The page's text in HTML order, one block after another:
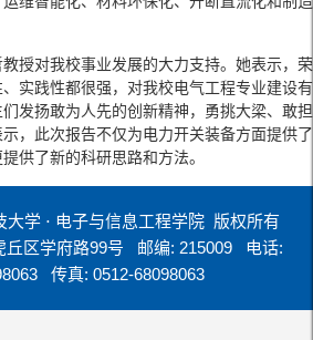
授对我校事业发展的大力支持。她表示，荣
实践性都很强，对我校电气工程专业建设有
发扬敢为人先的创新精神，勇挑大梁、敢担
，此次报告不仅为电力开关装备方面提供了
供了新的科研思路和方法。
大学 ⋅ 电子与信息工程学院 版权所有
丘区学府路99号
邮编: 215009
电话:
传真: 0512-68098063